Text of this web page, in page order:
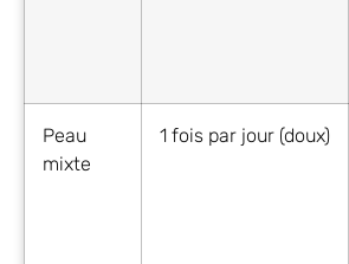
Peau
mixte
1 fois par jour (doux)